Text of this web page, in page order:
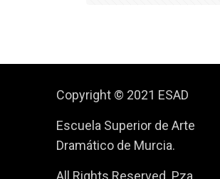
Copyright © 2021 ESAD
Escuela Superior de Arte
Dramático de Murcia.